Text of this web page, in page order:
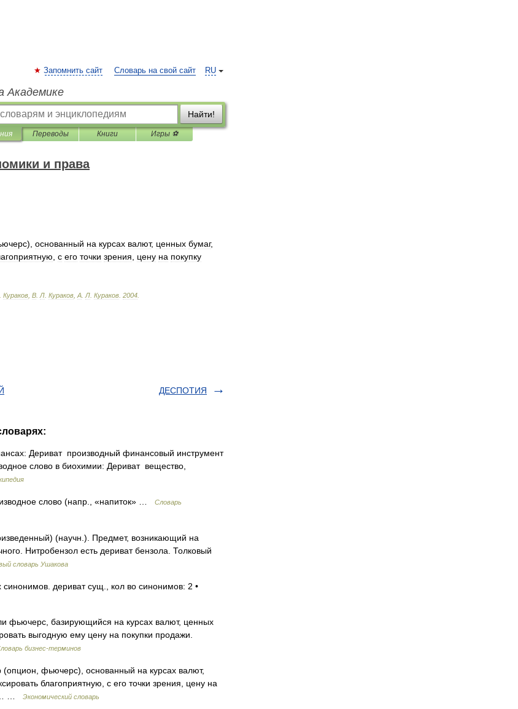
RU
Запомнить сайт Словарь на свой сайт
Академике
Найти!
Переводы Книги Игры ⚽
и права
), основанный на курсах валют, ценных бумаг,
с его точки зрения цену на покупку
Кураков В Л Кураков А Л Кураков 2004
ДЕСПОТИЯ
Дериват производный финансовый инструмент
слово в биохимии: Дериват веществo,
слово (напр., «напиток» …
Словарь
(научн.). Предмет, возникающий на
Нитробензол есть дериват бензола. Толковый
словарь Ушакова
дериват сущ., кол во синонимов: 2 •
фьючерс, базирующийся на курсах валют, ценных
выгодную ему цену на покупки продажи.
бизнес-терминов
фьючерс), основанный на курсах валют,
благоприятную, с его точки зрения, цену на
…
Экономический словарь